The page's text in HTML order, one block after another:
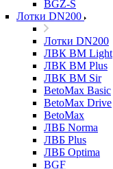
BGZ-S
Лотки DN200
Лотки DN200
ЛВК ВМ Light
ЛВК ВМ Plus
ЛВК ВМ Sir
BetoMax Basic
BetoMax Drive
BetoMax
ЛВБ Norma
ЛВБ Plus
ЛВБ Optima
BGF